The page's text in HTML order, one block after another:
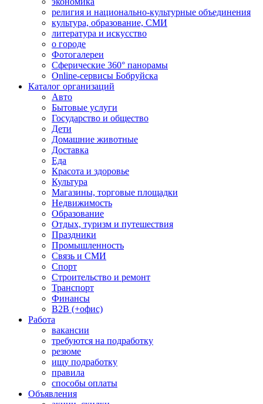
религия и национально-культурные объединения
культура, образование, СМИ
литература и искусство
о городе
Фотогалереи
Сферические 360° панорамы
Online-сервисы Бобруйска
Каталог организаций
Авто
Бытовые услуги
Государство и общество
Дети
Домашние животные
Доставка
Еда
Красота и здоровье
Культура
Магазины, торговые площадки
Недвижимость
Образование
Отдых, туризм и путешествия
Праздники
Промышленность
Связь и СМИ
Спорт
Строительство и ремонт
Транспорт
Финансы
B2B (+офис)
Работа
вакансии
требуются на подработку
резюме
ищу подработку
правила
способы оплаты
Объявления